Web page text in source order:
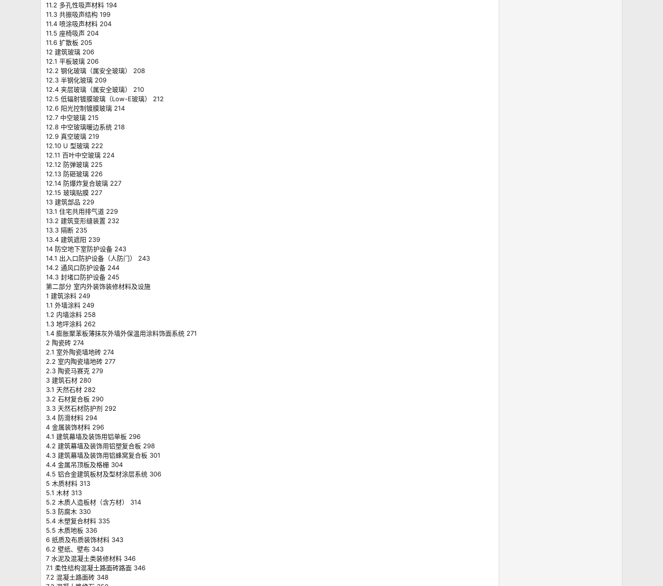
11.2 多孔性吸声材料 194
11.3 共振吸声结构 199
11.4 喷涂吸声材料 204
11.5 座椅吸声 204
11.6 扩散板 205
12 建筑玻璃 206
12.1 平板玻璃 206
12.2 钢化玻璃（属安全玻璃） 208
12.3 半钢化玻璃 209
12.4 夹层玻璃（属安全玻璃） 210
12.5 低辐射镀膜玻璃（Low-E玻璃） 212
12.6 阳光控制镀膜玻璃 214
12.7 中空玻璃 215
12.8 中空玻璃暖边系统 218
12.9 真空玻璃 219
12.10 U 型玻璃 222
12.11 百叶中空玻璃 224
12.12 防弹玻璃 225
12.13 防砸玻璃 226
12.14 防爆炸复合玻璃 227
12.15 玻璃贴膜 227
13 建筑部品 229
13.1 住宅共用排气道 229
13.2 建筑变形缝装置 232
13.3 隔断 235
13.4 建筑遮阳 239
14 防空地下室防护设备 243
14.1 出入口防护设备（人防门） 243
14.2 通风口防护设备 244
14.3 封堵口防护设备 245
第二部分 室内外装饰装修材料及设施
1 建筑涂料 249
1.1 外墙涂料 249
1.2 内墙涂料 258
1.3 地坪涂料 262
1.4 膨胀聚苯板薄抹灰外墙外保温用涂料饰面系统 271
2 陶瓷砖 274
2.1 室外陶瓷墙地砖 274
2.2 室内陶瓷墙地砖 277
2.3 陶瓷马赛克 279
3 建筑石材 280
3.1 天然石材 282
3.2 石材复合板 290
3.3 天然石材防护剂 292
3.4 防滑材料 294
4 金属装饰材料 296
4.1 建筑幕墙及装饰用铝单板 296
4.2 建筑幕墙及装饰用铝塑复合板 298
4.3 建筑幕墙及装饰用铝蜂窝复合板 301
4.4 金属吊顶板及格栅 304
4.5 铝合金建筑板材及型材涂层系统 306
5 木质材料 313
5.1 木材 313
5.2 木质人造板材（含方材） 314
5.3 防腐木 330
5.4 木塑复合材料 335
5.5 木质地板 336
6 纸质及布质装饰材料 343
6.2 壁纸、壁布 343
7 水泥及混凝土类装修材料 346
7.1 柔性结构混凝土路面砖路面 346
7.2 混凝土路面砖 348